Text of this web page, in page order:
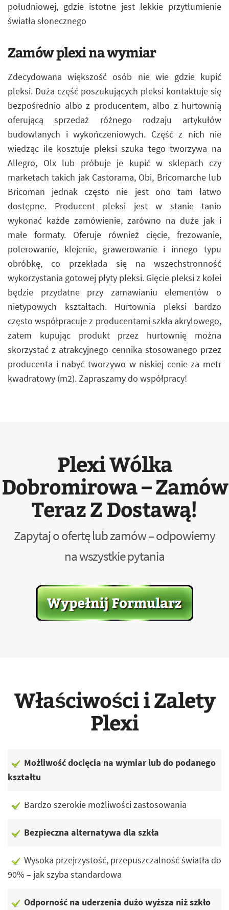
południowej, gdzie istotne jest lekkie przytłumienie
światła słonecznego
Zamów plexi na wymiar
Zdecydowana większość osób nie wie gdzie kupić
pleksi. Duża część poszukujących pleksi kontaktuje się
bezpośrednio albo z producentem, albo z hurtownią
oferującą sprzedaż różnego rodzaju artykułów
budowlanych i wykończeniowych. Część z nich nie
wiedząc ile kosztuje pleksi szuka tego tworzywa na
Allegro, Olx lub próbuje je kupić w sklepach czy
marketach takich jak Castorama, Obi, Bricomarche lub
Bricoman jednak często nie jest ono tam łatwo
dostępne. Producent pleksi jest w stanie tanio
wykonać każde zamówienie, zarówno na duże jak i
małe formaty. Oferuje również cięcie, frezowanie,
polerowanie, klejenie, grawerowanie i innego typu
obróbkę, co przekłada się na wszechstronność
wykorzystania gotowej płyty pleksi. Gięcie pleksi z kolei
będzie przydatne przy zamawianiu elementów o
nietypowych kształtach. Hurtownia pleksi bardzo
często współpracuje z producentami szkła akrylowego,
zatem kupując produkt przez hurtownię można
skorzystać z atrakcyjnego cennika stosowanego przez
producenta i nabyć tworzywo w niskiej cenie za metr
kwadratowy (m2). Zapraszamy do współpracy!
Plexi Wólka
Dobromirowa – Zamów
Teraz Z Dostawą!
Zapytaj o ofertę lub zamów – odpowiemy
na wszystkie pytania
Właściwości i Zalety
Plexi
Możliwość docięcia na wymiar lub do podanego
kształtu
Bardzo szerokie możliwości zastosowania
Bezpieczna alternatywa dla szkła
Wysoka przejrzystość, przepuszczalność światła do
90% – jak szyba standardowa
Odporność na uderzenia dużo wyższa niż szkło